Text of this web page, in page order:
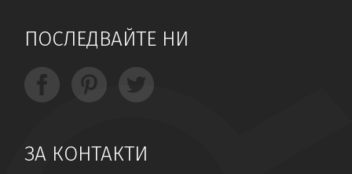
ПОСЛЕДВАЙТЕ НИ
ЗА КОНТАКТИ